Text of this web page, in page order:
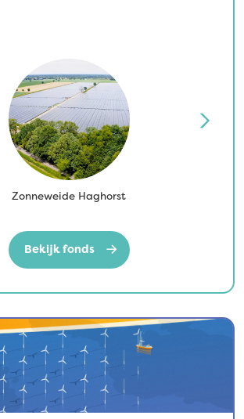
Zonneweide Haghorst
Bekijk fonds